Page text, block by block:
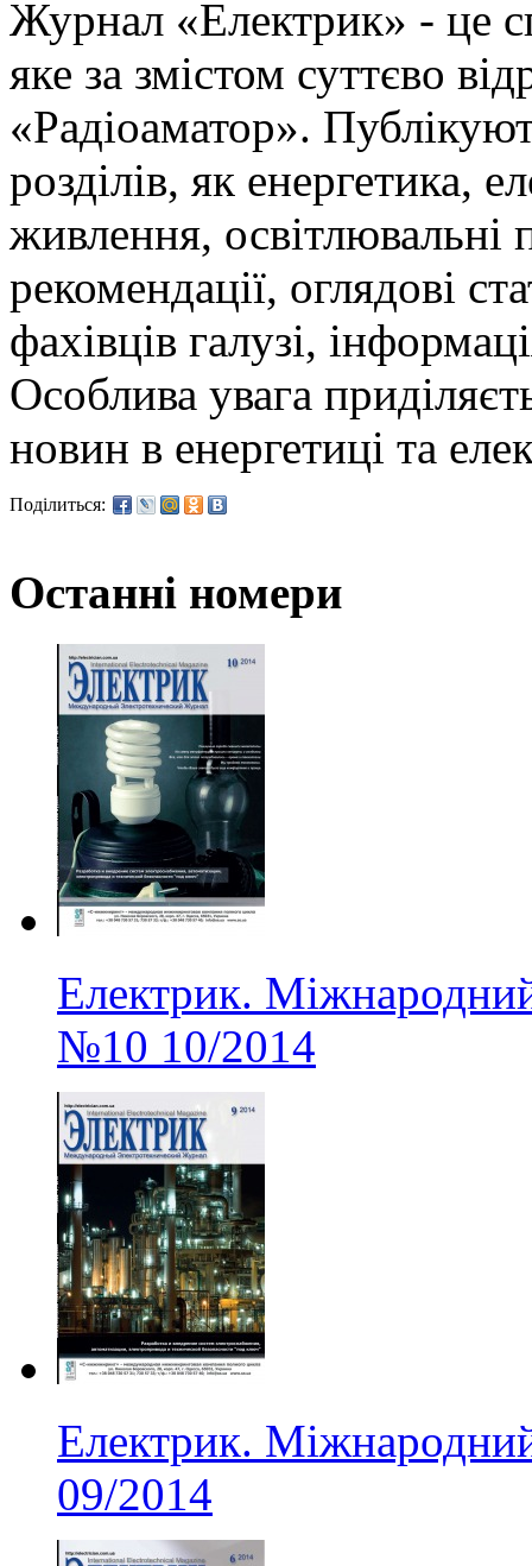
Журнал «Електрик» - це
яке за змістом суттєво
«Радіоаматор».
розділів, як енергетика,
живлення, освітлювальні
рекомендації, оглядові
фахівців галузі,
Особлива увага
новин в енергетиці та
Поділиться:
Останні номери
Електрик.
№10 10/2014
Електрик.
09/2014